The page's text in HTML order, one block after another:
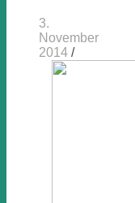
3.
November
2014 /